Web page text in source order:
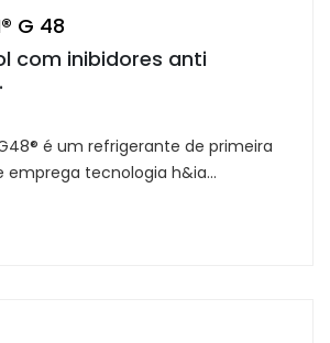
G 48
com inibidores anti
é um refrigerante de primeira
emprega tecnologia h&ia...